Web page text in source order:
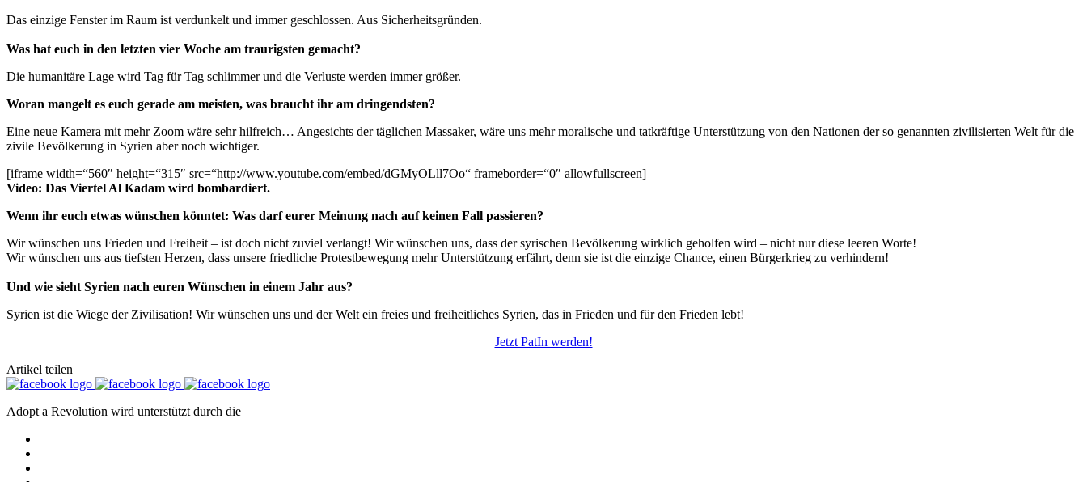
Das einzige Fenster im Raum ist verdunkelt und immer geschlossen. Aus Sicherheitsgründen.
Was hat euch in den letzten vier Woche am traurigsten gemacht?
Die humanitäre Lage wird Tag für Tag schlimmer und die Verluste werden immer größer.
Woran mangelt es euch gerade am meisten, was braucht ihr am dringendsten?
Eine neue Kamera mit mehr Zoom wäre sehr hilfreich… Angesichts der täglichen Massaker, wäre uns mehr moralische und tatkräftige Unterstützung von den Nationen der so genannten zivilisierten Welt für die
zivile Bevölkerung in Syrien aber noch wichtiger.
[iframe width=“560″ height=“315″ src=“http://www.youtube.com/embed/dGMyOLll7Oo“ frameborder=“0″ allowfullscreen]
Video: Das Viertel Al Kadam wird bombardiert.
Wenn ihr euch etwas wünschen könntet: Was darf eurer Meinung nach auf keinen Fall passieren?
Wir wünschen uns Frieden und Freiheit – ist doch nicht zuviel verlangt! Wir wünschen uns, dass der syrischen Bevölkerung wirklich geholfen wird – nicht nur diese leeren Worte!
Wir wünschen uns aus tiefsten Herzen, dass unsere friedliche Protestbewegung mehr Unterstützung erfährt, denn sie ist die einzige Chance, einen Bürgerkrieg zu verhindern!
Und wie sieht Syrien nach euren Wünschen in einem Jahr aus?
Syrien ist die Wiege der Zivilisation! Wir wünschen uns und der Welt ein freies und freiheitliches Syrien, das in Frieden und für den Frieden lebt!
Jetzt PatIn werden!
Artikel teilen
Adopt a Revolution wird unterstützt durch die